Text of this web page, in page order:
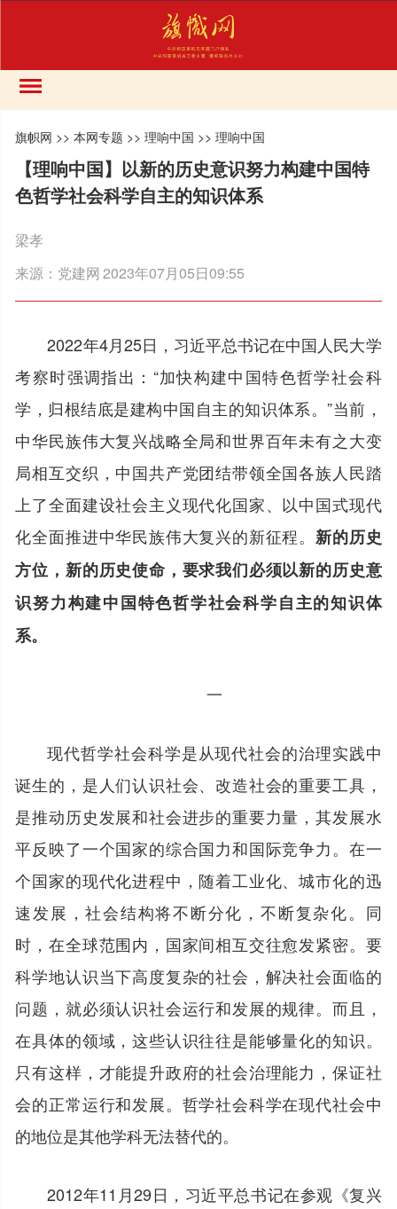
旗帜网 >>本网专题 >>理响中国 >>理响中国
【理响中国】以新的历史意识努力构建中国特
色哲学社会科学自主的知识体系
梁孝
来源： 党建网2023年07月05日09:55
2022年4月25日，习近平总书记在中国人民大学
考察时强调指出：“加快构建中国特色哲学社会科
学，归根结底是建构中国自主的知识体系。”当前，
中华民族伟大复兴战略全局和世界百年未有之大变
局相互交织，中国共产党团结带领全国各族人民踏
上了全面建设社会主义现代化国家、以中国式现代
化全面推进中华民族伟大复兴的新征程。 新的历史
方位，新的历史使命，要求我们必须以新的历史意
识努力构建中国特色哲学社会科学自主的知识体
系。
一
现代哲学社会科学是从现代社会的治理实践中
诞生的，是人们认识社会、改造社会的重要工具，
是推动历史发展和社会进步的重要力量，其发展水
平反映了一个国家的综合国力和国际竞争力。在一
个国家的现代化进程中，随着工业化、城市化的迅
速发展，社会结构将不断分化，不断复杂化。同
时，在全球范围内，国家间相互交往愈发紧密。要
科学地认识当下高度复杂的社会，解决社会面临的
问题，就必须认识社会运行和发展的规律。而且，
在具体的领域，这些认识往往是能够量化的知识。
只有这样，才能提升政府的社会治理能力，保证社
会的正常运行和发展。哲学社会科学在现代社会中
的地位是其他学科无法替代的。
2012年11月29日，习近平总书记在参观《复兴